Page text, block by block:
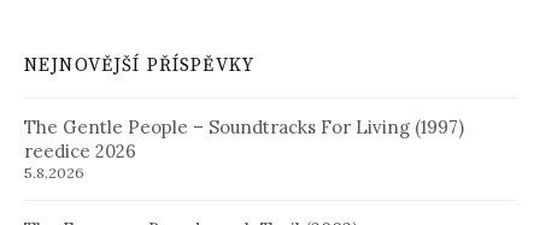
NEJNOVĚJŠÍ PŘÍSPĚVKY
The Gentle People – Soundtracks For Living (1997)
reedice 2026
5.8.2026